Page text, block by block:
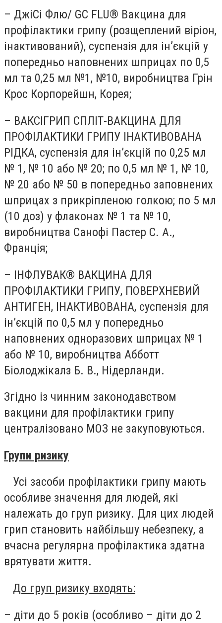
– ДжіСі Флю/ GC FLU® Вакцина для
профілактики грипу (розщеплений віріон,
інактивований), суспензія для ін’єкцій у
попередньо наповнених шприцах по 0,5
мл та 0,25 мл №1, №10, виробництва Грін
Крос Корпорейшн, Корея;
– ВАКСІГРИП СПЛІТ-ВАКЦИНА ДЛЯ
ПРОФІЛАКТИКИ ГРИПУ ІНАКТИВОВАНА
РІДКА, суспензія для ін’єкцій по 0,25 мл
№ 1, № 10 або № 20; по 0,5 мл № 1, № 10,
№ 20 або № 50 в попередньо заповнених
шприцах з прикріпленою голкою; по 5 мл
(10 доз) у флаконах № 1 та № 10,
виробництва Санофі Пастер С. А.,
Франція;
– ІНФЛУВАК® ВАКЦИНА ДЛЯ
ПРОФІЛАКТИКИ ГРИПУ, ПОВЕРХНЕВИЙ
АНТИГЕН, ІНАКТИВОВАНА, суспензія для
ін’єкцій по 0,5 мл у попередньо
наповнених одноразових шприцах № 1
або № 10, виробництва Абботт
Біолоджікалз Б. В., Нідерланди.
Згідно із чинним законодавством
вакцини для профілактики грипу
централізовано МОЗ не закуповуються.
Групи ризику
Усі засоби профілактики грипу мають
особливе значення для людей, які
належать до груп ризику. Для цих людей
грип становить найбільшу небезпеку, а
вчасна регулярна профілактика здатна
врятувати життя.
До груп ризику входять:
– діти до 5 років (особливо – діти до 2